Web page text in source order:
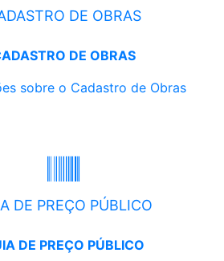
DE OBRAS
DE OBRAS
sobre o Cadastro de Obras
DE PREÇO PÚBLICO
DE PREÇO PÚBLICO